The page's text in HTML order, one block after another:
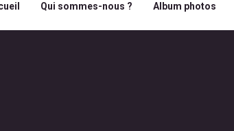
Qui sommes-nous ? Album photos